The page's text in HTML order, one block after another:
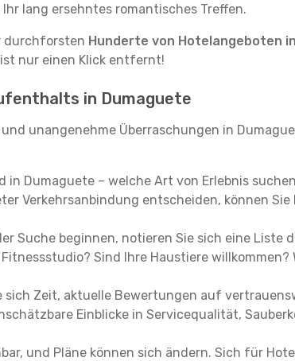
lang ersehntes romantisches Treffen.
durchforsten Hunderte von Hotelangeboten
nur einen Klick entfernt!
in Dumaguete
unangenehme Überraschungen in
in Dumaguete – welche Art von Erlebnis
Verkehrsanbindung entscheiden, können
Suche beginnen, notieren Sie sich eine
Sind Ihre Haustiere
sich Zeit, aktuelle Bewertungen auf
Einblicke in Servicequalität,
und Pläne können sich ändern. Sich für